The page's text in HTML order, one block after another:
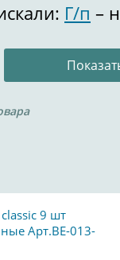
Г/п –
9 шт
Арт.BE-013-